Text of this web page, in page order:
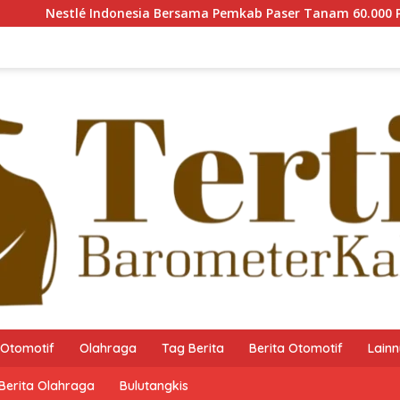
Bersama Pemkab Paser Tanam 60.000 Pohon Mangrove
Otomotif Olahraga Tag Berita Berita Otomotif
Olahraga Bulutangkis